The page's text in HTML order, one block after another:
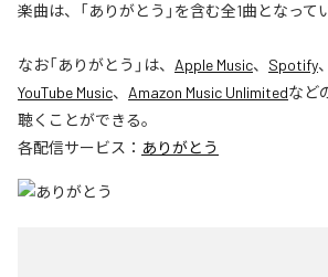
楽曲は、「ありがとう」を含む全1曲となって
なお「ありがとう 」は、 Apple Music、 Spotify、
YouTube Music、 Amazon Music Unlimitedなど
聴くことができる。
各配信サービス： ありがとう